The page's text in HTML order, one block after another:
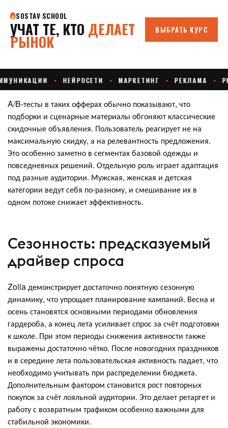
A/B-тесты в таких офферах обычно показывают, что
подборки и сценарные материалы обгоняют классические
скидочные объявления. Пользователь реагирует не на
максимальную скидку, а на релевантность предложения.
Это особенно заметно в сегментах базовой одежды и
повседневных решений. Отдельную роль играет адаптация
под разные аудитории. Мужская, женская и детская
категории ведут себя по-разному, и смешивание их в
одном потоке снижает эффективность.
Сезонность: предсказуемый
драйвер спроса
Zolla демонстрирует достаточно понятную сезонную
динамику, что упрощает планирование кампаний. Весна и
осень становятся основными периодами обновления
гардероба, а конец лета усиливает спрос за счёт подготовки
к школе. При этом периоды снижения активности также
выражены достаточно чётко. После новогодних праздников
и в середине лета пользовательская активность падает, что
необходимо учитывать при распределении бюджета.
Дополнительным фактором становится рост повторных
покупок за счёт лояльной аудитории. Это делает ретаргет и
работу с возвратным трафиком особенно важными для
стабильной экономики.